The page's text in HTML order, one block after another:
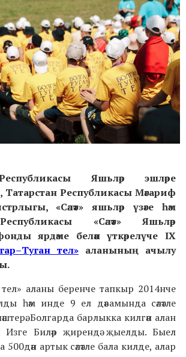
Яшьләр эшләре
Республикасы Мәгариф
«Сәләт» яшьләр үзәге һәм
«Сәләт» Яшьләр
ярдәме белән үткәрелүче IX
тел» аланының ачылу
аланы беренче тапкыр 2014нче
һәм инде 9 ел дәвамында сәләтле
Болгарда барлыкка килгән алан
Изге Биләр җирендә җыелды. Быел
артык сәләтле бала килде, алар